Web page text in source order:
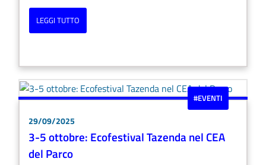
LEGGI TUTTO
#EVENTI
29/09/2025
3-5 ottobre: Ecofestival Tazenda nel CEA
del Parco